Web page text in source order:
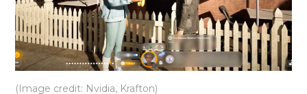
(Image credit: Nvidia, Krafton)